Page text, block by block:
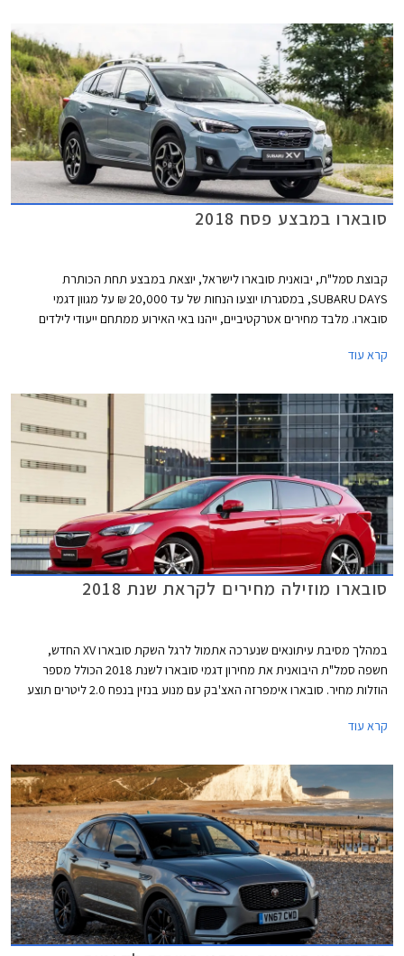
סובארו במבצע פסח 2018
קבוצת סמל"ת, יבואנית סובארו לישראל, יוצאת במבצע תחת הכותרת
SUBARU DAYS, במסגרתו יוצעו הנחות של עד 20,000 ₪ על מגוון דגמי
סובארו. מלבד מחירים אטרקטיביים, ייהנו באי האירוע ממתחם ייעודי לילדים
קרא עוד
סובארו מוזילה מחירים לקראת שנת 2018
במהלך מסיבת עיתונאים שנערכה אתמול לרגל השקת סובארו XV החדש,
חשפה סמל"ת היבואנית את מחירון דגמי סובארו לשנת 2018 הכולל מספר
הוזלות מחיר. סובארו אימפרזה האצ'בק עם מנוע בנזין בנפח 2.0 ליטרים תוצע
קרא עוד